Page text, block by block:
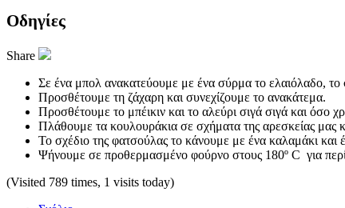
Οδηγίες
Share
Σε ένα μπολ ανακατεύουμε με ένα σύρμα το ελαιόλαδο, το
Προσθέτουμε τη ζάχαρη και συνεχίζουμε το ανακάτεμα.
Προσθέτουμε το μπέικιν και το αλεύρι σιγά σιγά και όσο
Πλάθουμε τα κουλουράκια σε σχήματα της αρεσκείας μας
Το σχέδιο της φατσούλας το κάνουμε με ένα καλαμάκι και
Ψήνουμε σε προθερμασμένο φούρνο στους 180º C για
(Visited 789 times, 1 visits today)